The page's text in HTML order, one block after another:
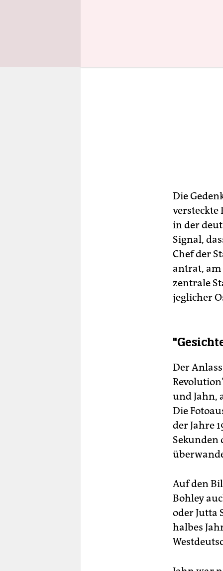
Die
versteckte
in der
Signal,
Chef der
antrat, am
zentrale
jeglicher
Der
und Jahn,
Die
der Jahre
Sekunden
Auf den
Bohley
oder Jutta
halbes